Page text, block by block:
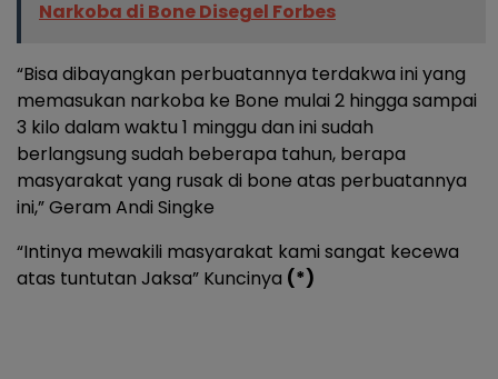
Narkoba di Bone Disegel Forbes
“Bisa dibayangkan perbuatannya terdakwa ini yang
memasukan narkoba ke Bone mulai 2 hingga sampai
3 kilo dalam waktu 1 minggu dan ini sudah
berlangsung sudah beberapa tahun, berapa
masyarakat yang rusak di bone atas perbuatannya
ini,” Geram Andi Singke
“Intinya mewakili masyarakat kami sangat kecewa
atas tuntutan Jaksa” Kuncinya (*)